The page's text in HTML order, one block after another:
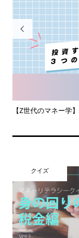

【Z世代のマネー学
クイズ